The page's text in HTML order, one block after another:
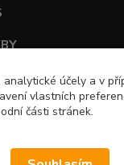
účely a v
vlastních
části stránek.